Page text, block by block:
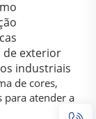
de exterior
industriais
de cores,
para atender a